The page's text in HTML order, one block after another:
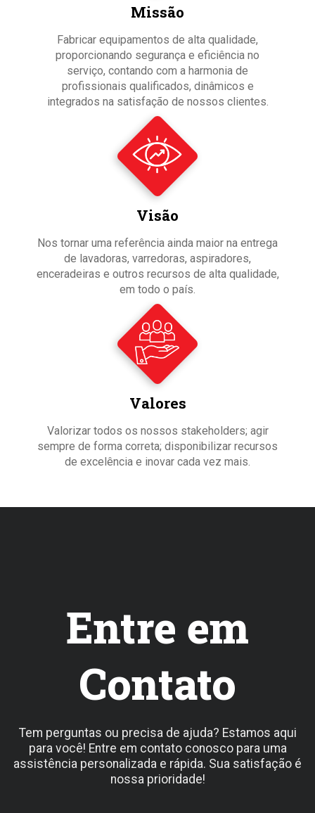
Missão
Fabricar equipamentos de alta qualidade,
proporcionando segurança e eficiência no
serviço, contando com a harmonia de
profissionais qualificados, dinâmicos e
integrados na satisfação de nossos clientes.
Visão
Nos tornar uma referência ainda maior na entrega
de lavadoras, varredoras, aspiradores,
enceradeiras e outros recursos de alta qualidade,
em todo o país.
Valores
Valorizar todos os nossos stakeholders; agir
sempre de forma correta; disponibilizar recursos
de excelência e inovar cada vez mais.
Entre em
Contato
Tem perguntas ou precisa de ajuda? Estamos aqui
para você! Entre em contato conosco para uma
assistência personalizada e rápida. Sua satisfação é
nossa prioridade!